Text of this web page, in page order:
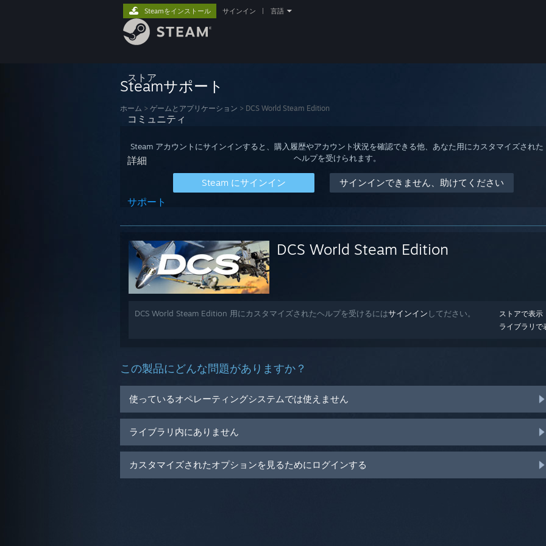
ストア
コミュニティ
詳細
サポート
Steamをインストール サインイン 言語
Steamサポート
ホーム > ゲームとアプリケーション > DCS World Steam Edition
Steam アカウントにサインインすると、購入履歴やアカウント状況を確認できる他、あなた用にカスタマイズされた
ヘルプを受けられます。
Steam にサインイン サインインできません、助けてください
DCS World Steam Edition
ストアで表示
ライブラリで
DCS World Steam Edition 用にカスタマイズされたヘルプを受けるにはサインイン してださい。
この製品にどんな問題がありますか？
使っているオペレーティングシステムでは使えません
ライブラリ内にありません
カスタマイズされたオプションを見るためにログインする